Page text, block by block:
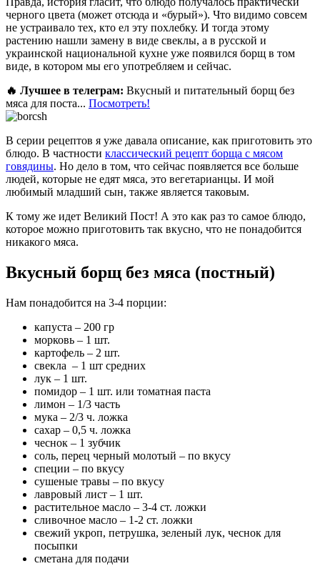
черного цвета (может отсюда и «бурый»). Что видимо совсем
не устраивало тех, кто ел эту похлебку. И тогда этому
растению нашли замену в виде свеклы, а в русской и
украинской национальной кухне уже появился борщ в том
виде, в котором мы его употребляем и сейчас.
🔥 Лучшее в телеграм: Вкусный и питательный борщ без
мяса для поста... Посмотреть!
В серии рецептов я уже давала описание, как приготовить это
блюдо. В частности классический рецепт борща с мясом
говядины. Но дело в том, что сейчас появляется все больше
людей, которые не едят мяса, это вегетарианцы. И мой
любимый младший сын, также является таковым.
К тому же идет Великий Пост! А это как раз то самое блюдо,
которое можно приготовить так вкусно, что не понадобится
никакого мяса.
Вкусный борщ без мяса (постный)
Нам понадобится на 3-4 порции:
капуста – 200 гр
морковь – 1 шт.
картофель – 2 шт.
свекла – 1 шт средних
лук – 1 шт.
помидор – 1 шт. или томатная паста
лимон – 1/3 часть
мука – 2/3 ч. ложка
сахар – 0,5 ч. ложка
чеснок – 1 зубчик
соль, перец черный молотый – по вкусу
специи – по вкусу
сушеные травы – по вкусу
лавровый лист – 1 шт.
растительное масло – 3-4 ст. ложки
сливочное масло – 1-2 ст. ложки
свежий укроп, петрушка, зеленый лук, чеснок для
посыпки
сметана для подачи